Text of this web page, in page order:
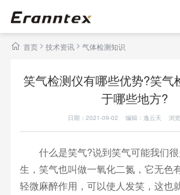
首页> 技术资讯 > 气体检测知识
笑气检测仪有哪些优势?笑气
于哪些地方?
日期：2021-09-02 编辑：逸云天 浏览
什么是笑气?说到笑气可能我们很
生，笑气也叫做一氧化二氮，它无色
轻微麻醉作用，可以使人发笑，这也